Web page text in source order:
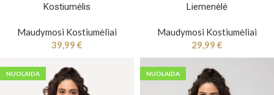
Kostiumėlis
Maudymosi Kostiumėliai
39,99 €
Liemenėlė
Maudymosi Kostiumėliai
29,99 €
NUOLAIDA NUOLAIDA